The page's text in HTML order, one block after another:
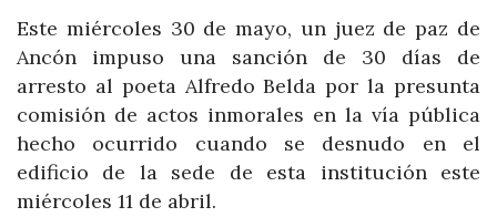
Este miércoles 30 de mayo, un juez de paz de
Ancón impuso una sanción de 30 días de
arresto al poeta Alfredo Belda por la presunta
comisión de actos inmorales en la vía pública
hecho ocurrido cuando se desnudo en el
edificio de la sede de esta institución este
miércoles 11 de abril.